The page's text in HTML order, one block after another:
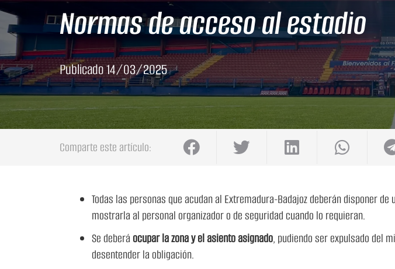
Normas de acceso al estadio
Publicado14/03/2025
Comparte este artículo:
Todas las personas que acudan al Extremadura-Badajoz deberán disponer de
mostrarla al personal organizador o de seguridad cuando lo requieran.
Se deberá ocupar la zona y el asiento asignado, pudiendo ser expulsado del
desentender la obligación.